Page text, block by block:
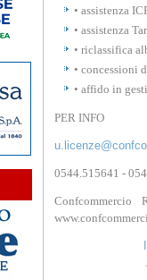
• assistenza
• assistenza
• riclassifica
• concessioni
• affido in
PER INFO
0544.515641 -